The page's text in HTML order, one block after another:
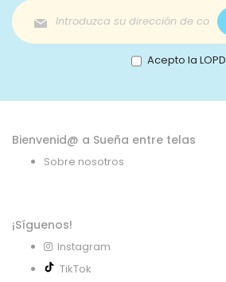
Inscríbase
a
nuestro
boletín
de
Acepto la LOPD
Bienvenid@ a Sueña entre telas
Sobre nosotros
¡Síguenos!
Instagram
TikTok